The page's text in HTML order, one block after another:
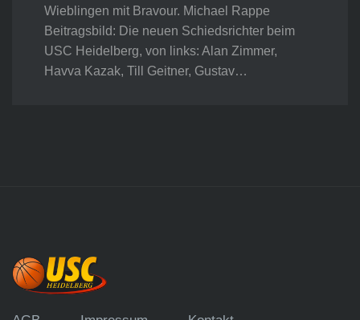
Wieblingen mit Bravour. Michael Rappe
Beitragsbild: Die neuen Schiedsrichter beim
USC Heidelberg, von links: Alan Zimmer,
Havva Kazak, Till Geitner, Gustav…